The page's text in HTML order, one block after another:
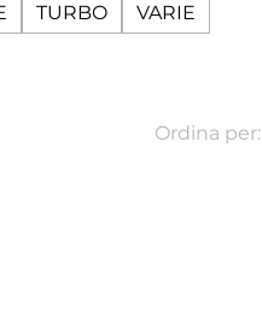
TURBO VARIE
Ordina per: